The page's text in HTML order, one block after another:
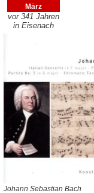
März
vor 341 Jahren
in Eisenach
Johann Sebastian Bach